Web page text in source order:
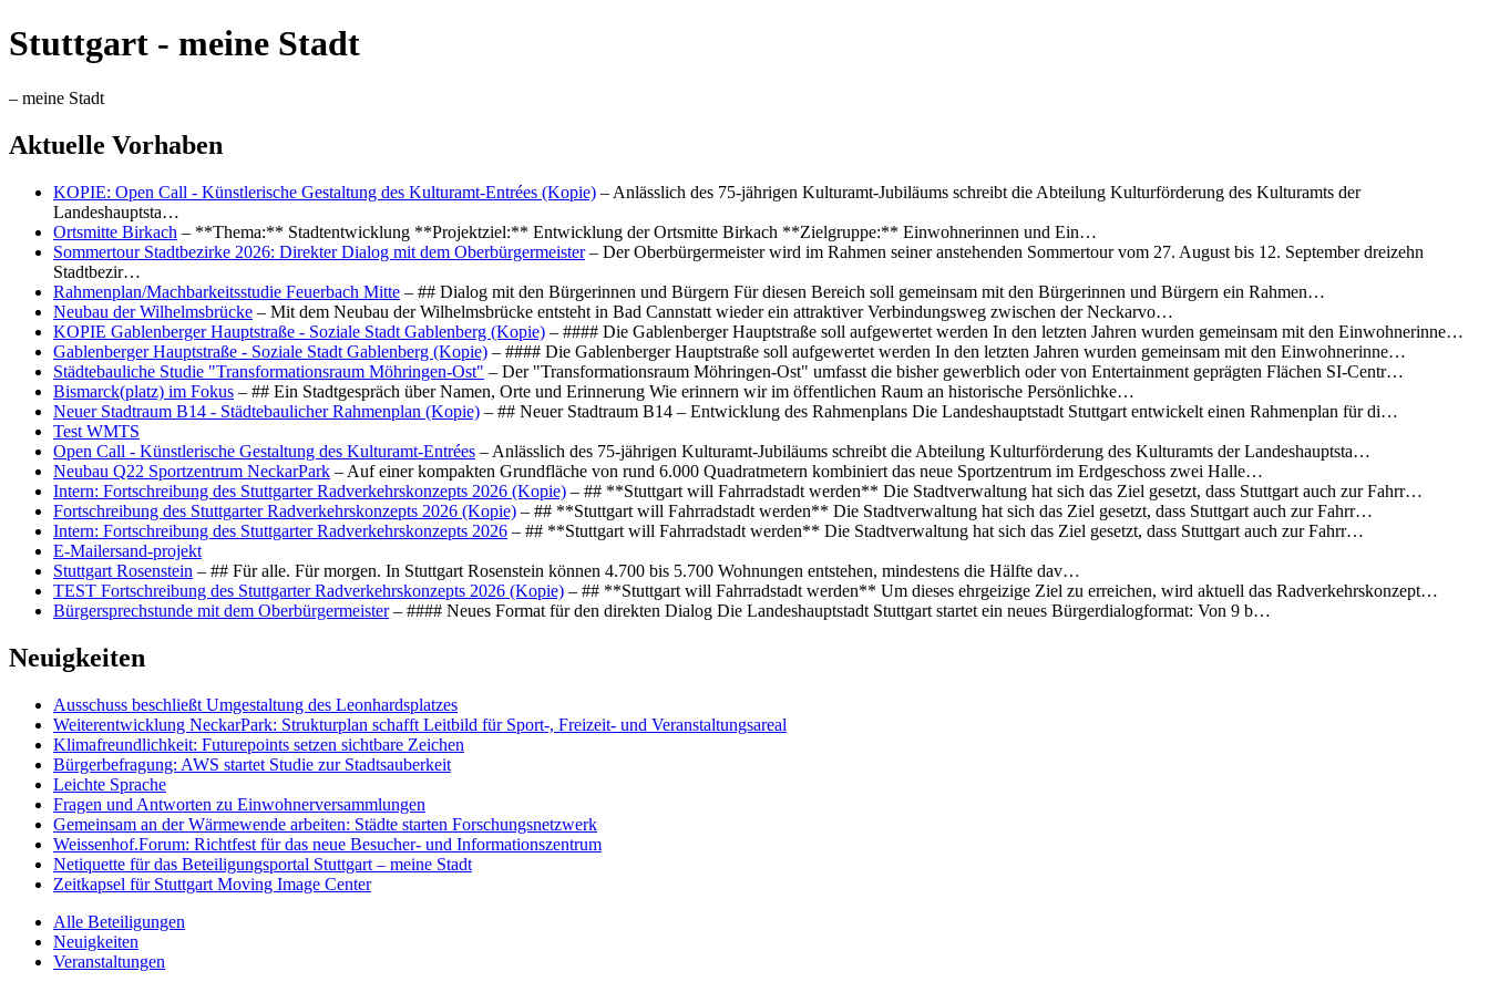
Stuttgart - meine Stadt
– meine Stadt
Aktuelle Vorhaben
KOPIE: Open Call - Künstlerische Gestaltung des Kulturamt-Entrées (Kopie) – Anlässlich des 75-jährigen Kulturamt-Jubiläums schreibt die Abteilung Kulturförderung des Kulturamts der
Landeshauptsta…
Ortsmitte Birkach – **Thema:** Stadtentwicklung **Projektziel:** Entwicklung der Ortsmitte Birkach **Zielgruppe:** Einwohnerinnen und Ein…
Sommertour Stadtbezirke 2026: Direkter Dialog mit dem Oberbürgermeister– Der Oberbürgermeister wird im Rahmen seiner anstehenden Sommertour vom 27. August bis 12. September dreizehn
Stadtbezir…
Rahmenplan/Machbarkeitsstudie Feuerbach Mitte – ## Dialog mit den Bürgerinnen und Bürgern Für diesen Bereich soll gemeinsam mit den Bürgerinnen und Bürgern ein Rahmen…
Neubau der Wilhelmsbrücke – Mit dem Neubau der Wilhelmsbrücke entsteht in Bad Cannstatt wieder ein attraktiver Verbindungsweg zwischen der Neckarvo…
KOPIE Gablenberger Hauptstraße - Soziale Stadt Gablenberg (Kopie) – #### Die Gablenberger Hauptstraße soll aufgewertet werden In den letzten Jahren wurden gemeinsam mit den Einwohnerinne…
Gablenberger Hauptstraße - Soziale Stadt Gablenberg (Kopie) – #### Die Gablenberger Hauptstraße soll aufgewertet werden In den letzten Jahren wurden gemeinsam mit den Einwohnerinne…
Städtebauliche Studie "Transformationsraum Möhringen-Ost" – Der "Transformationsraum Möhringen-Ost" umfasst die bisher gewerblich oder von Entertainment geprägten Flächen SI-Centr…
Bismarck(platz) im Fokus – ## Ein Stadtgespräch über Namen, Orte und Erinnerung Wie erinnern wir im öffentlichen Raum an historische Persönlichke…
Neuer Stadtraum B14 - Städtebaulicher Rahmenplan (Kopie) – ## Neuer Stadtraum B14 – Entwicklung des Rahmenplans Die Landeshauptstadt Stuttgart entwickelt einen Rahmenplan für di…
Test WMTS
Open Call - Künstlerische Gestaltung des Kulturamt-Entrées – Anlässlich des 75-jährigen Kulturamt-Jubiläums schreibt die Abteilung Kulturförderung des Kulturamts der Landeshauptsta…
Neubau Q22 Sportzentrum NeckarPark – Auf einer kompakten Grundfläche von rund 6.000 Quadratmetern kombiniert das neue Sportzentrum im Erdgeschoss zwei Halle…
Intern: Fortschreibung des Stuttgarter Radverkehrskonzepts 2026 (Kopie) – ## **Stuttgart will Fahrradstadt werden** Die Stadtverwaltung hat sich das Ziel gesetzt, dass Stuttgart auch zur Fahrr…
Fortschreibung des Stuttgarter Radverkehrskonzepts 2026 (Kopie) – ## **Stuttgart will Fahrradstadt werden** Die Stadtverwaltung hat sich das Ziel gesetzt, dass Stuttgart auch zur Fahrr…
Intern: Fortschreibung des Stuttgarter Radverkehrskonzepts 2026 – ## **Stuttgart will Fahrradstadt werden** Die Stadtverwaltung hat sich das Ziel gesetzt, dass Stuttgart auch zur Fahrr…
E-Mailersand-projekt
Stuttgart Rosenstein – ## Für alle. Für morgen. In Stuttgart Rosenstein können 4.700 bis 5.700 Wohnungen entstehen, mindestens die Hälfte dav…
TEST Fortschreibung des Stuttgarter Radverkehrskonzepts 2026 (Kopie) – ## **Stuttgart will Fahrradstadt werden** Um dieses ehrgeizige Ziel zu erreichen, wird aktuell das Radverkehrskonzept…
Bürgersprechstunde mit dem Oberbürgermeister– #### Neues Format für den direkten Dialog Die Landeshauptstadt Stuttgart startet ein neues Bürgerdialogformat: Von 9 b…
Neuigkeiten
Ausschuss beschließt Umgestaltung des Leonhards­platzes
Weiterentwicklung NeckarPark: Strukturplan schafft Leitbild für Sport-, Freizeit- und Veranstaltungsareal
Klimafreundlichkeit: Futurepoints setzen sichtbare Zeichen
Bürgerbefragung: AWS startet Studie zur Stadtsauberkeit
Leichte Sprache
Fragen und Antworten zu Einwohnerversammlungen
Gemeinsam an der Wärmewende arbeiten: Städte starten Forschungsnetzwerk
Weissenhof.Forum: Richtfest für das neue Besucher- und Informationszentrum
Netiquette für das Beteiligungsportal Stuttgart – meine Stadt
Zeitkapsel für Stuttgart Moving Image Center
Alle Beteiligungen
Neuigkeiten
Veranstaltungen